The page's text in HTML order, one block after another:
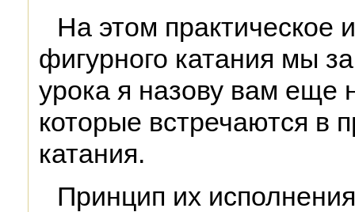
На этом практическое
фигурного катания мы
урока я назову вам еще
которые встречаются в
катания.
Принцип их